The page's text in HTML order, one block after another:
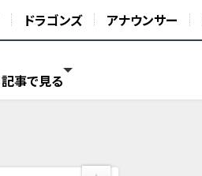
ドラゴンズ アナウンサー
記事で見る